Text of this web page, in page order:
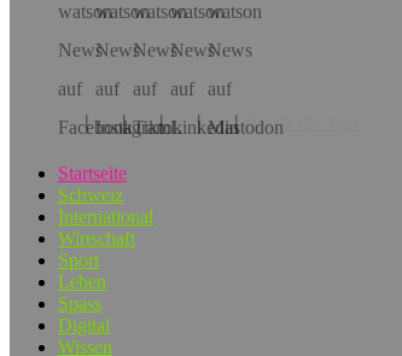
Hol dir die App!
Startseite
Schweiz
International
Wirtschaft
Sport
Leben
Spass
Digital
Wissen